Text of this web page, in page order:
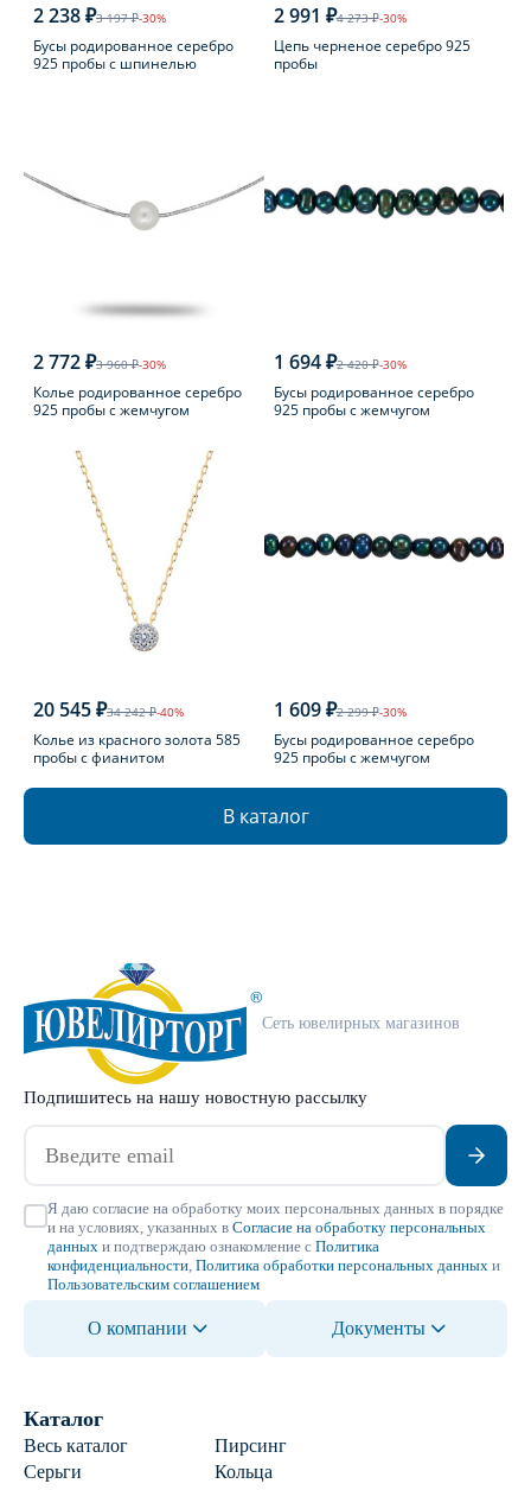
2 238 ₽3 197 ₽-30%
Бусы родированное серебро
925 пробы с шпинелью
2 991 ₽4 273 ₽-30%
Цепь черненое серебро 925
пробы
2 772 ₽3 960 ₽-30%
Колье родированное серебро
925 пробы с жемчугом
1 694 ₽2 420 ₽-30%
Бусы родированное серебро
925 пробы с жемчугом
20 545 ₽34 242 ₽-40%
Колье из красного золота 585
пробы с фианитом
1 609 ₽2 299 ₽-30%
Бусы родированное серебро
925 пробы с жемчугом
В каталог
Сеть ювелирных магазинов
Подпишитесь на нашу новостную рассылку
Я даю согласие на обработку моих персональных данных в порядке
и на условиях, указанных в Согласие на обработку персональных
данных и подтверждаю ознакомление с Политика
конфиденциальности Политика обработки персональных данных и
Пользовательским соглашением
О компании Документы
Каталог
Весь каталог
Пирсинг
Серьги
Кольца